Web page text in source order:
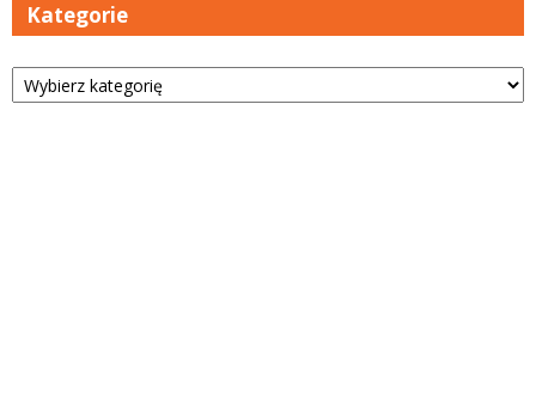
Kategorie
Kategorie